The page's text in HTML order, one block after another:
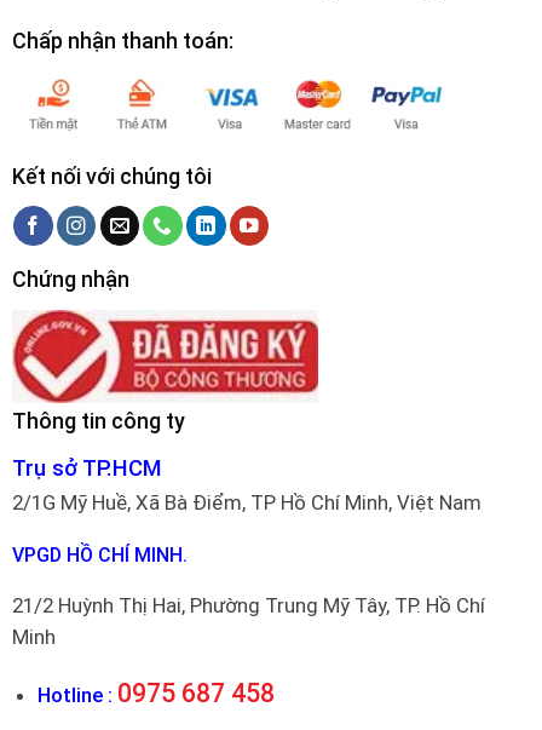
Chấp nhận thanh toán:
Kết nối với chúng tôi
Chứng nhận
Thông tin công ty
Trụ sở TP.HCM
2/1G Mỹ Huề, Xã Bà Điểm, TP Hồ Chí Minh, Việt Nam
VPGD HỒ CHÍ MINH.
21/2 Huỳnh Thị Hai, Phường Trung Mỹ Tây, TP. Hồ Chí
Minh
Hotline : 0975 687 458